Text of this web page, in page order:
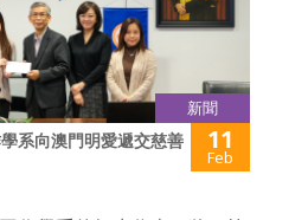
新聞
系向澳門明愛遞交慈善
11
Feb